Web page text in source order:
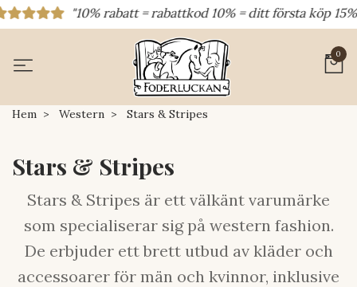
= rabattkod 10% = ditt första köp 15% rabatt = rabattkod
0
Hem Western Stars & Stripes
Stars & Stripes
Stars & Stripes är ett välkänt varumärke
som specialiserar sig på western fashion.
De erbjuder ett brett utbud av kläder och
accessoarer för män och kvinnor, inklusive